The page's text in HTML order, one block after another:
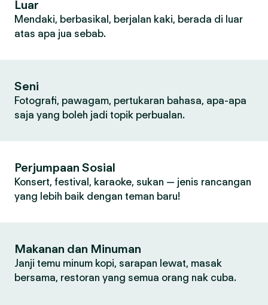
Luar
Mendaki, berbasikal, berjalan kaki, berada di luar
atas apa jua sebab.
Seni
Fotografi, pawagam, pertukaran bahasa, apa-apa
saja yang boleh jadi topik perbualan.
Perjumpaan Sosial
Konsert, festival, karaoke, sukan — jenis rancangan
yang lebih baik dengan teman baru!
Makanan dan Minuman
Janji temu minum kopi, sarapan lewat, masak
bersama, restoran yang semua orang nak cuba.